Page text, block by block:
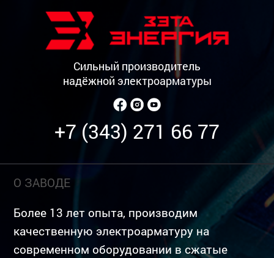
Сильный производитель
надёжной электроарматуры
+7 (343) 271 66 77
О ЗАВОДЕ
Более 13 лет опыта, производим
качественную электроарматуру на
современном оборудовании в сжатые